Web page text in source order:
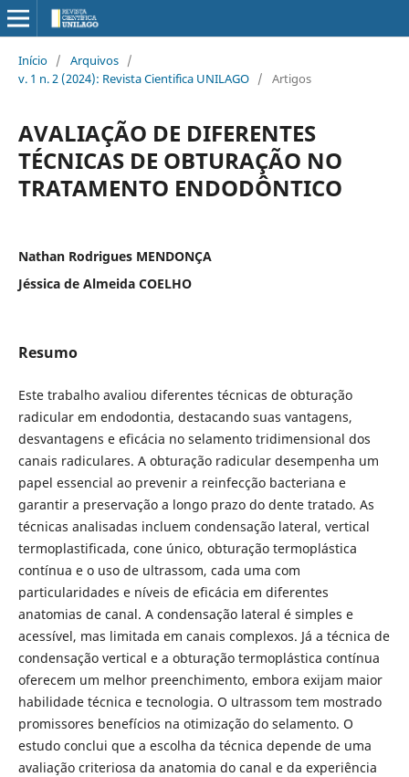
Início / Arquivos /
v. 1 n. 2 (2024): Revista Cientifica UNILAGO / Artigos
AVALIAÇÃO DE DIFERENTES
TÉCNICAS DE OBTURAÇÃO NO
TRATAMENTO ENDODÔNTICO
Nathan Rodrigues MENDONÇA
Jéssica de Almeida COELHO
Resumo
Este trabalho avaliou diferentes técnicas de obturação
radicular em endodontia, destacando suas vantagens,
desvantagens e eficácia no selamento tridimensional dos
canais radiculares. A obturação radicular desempenha um
papel essencial ao prevenir a reinfecção bacteriana e
garantir a preservação a longo prazo do dente tratado. As
técnicas analisadas incluem condensação lateral, vertical
termoplastificada, cone único, obturação termoplástica
contínua e o uso de ultrassom, cada uma com
particularidades e níveis de eficácia em diferentes
anatomias de canal. A condensação lateral é simples e
acessível, mas limitada em canais complexos. Já a técnica de
condensação vertical e a obturação termoplástica contínua
oferecem um melhor preenchimento, embora exijam maior
habilidade técnica e tecnologia. O ultrassom tem mostrado
promissores benefícios na otimização do selamento. O
estudo conclui que a escolha da técnica depende de uma
avaliação criteriosa da anatomia do canal e da experiência